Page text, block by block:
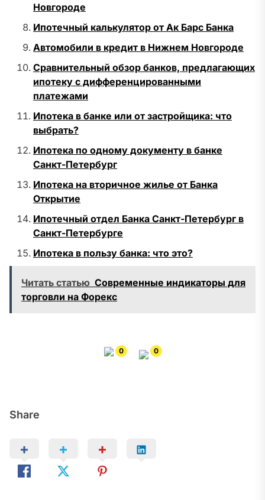
Share
Новгороде
Ипотечный калькулятор от Ак Барс Банка
Автомобили в кредит в Нижнем Новгороде
Сравнительный обзор банков, предлагающих
ипотеку с дифференцированными
платежами
Ипотека в банке или от застройщика: что
выбрать?
Ипотека по одному документу в банке
Санкт-Петербург
Ипотека на вторичное жилье от Банка
Открытие
Ипотечный отдел Банка Санкт-Петербург в
Санкт-Петербурге
Ипотека в пользу банка: что это?
Читать статью Современные индикаторы для
торговли на Форекс
0 0